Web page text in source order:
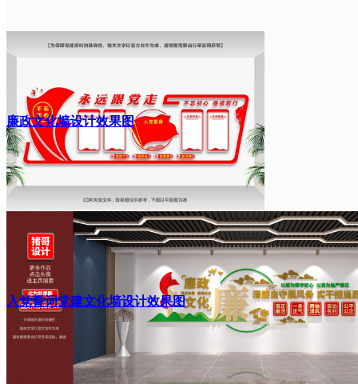
廉政文化墙设计效果图
入党誓词党建文化墙设计效果图